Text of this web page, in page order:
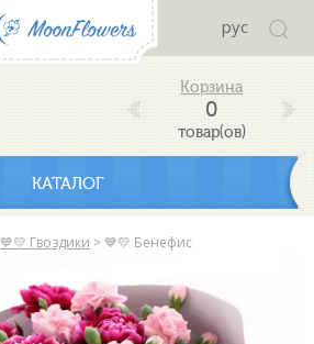
рус
0
товар(ов)
КАТАЛОГ
💙💛 Гвоздики > 💙💛 Бенефис